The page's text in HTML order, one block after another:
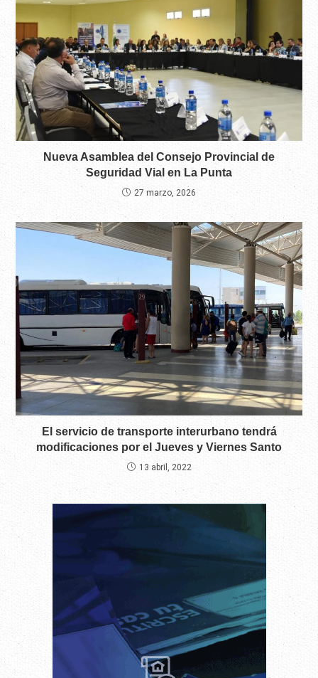
Nueva Asamblea del Consejo Provincial de
Seguridad Vial en La Punta
27 marzo, 2026
El servicio de transporte interurbano tendrá
modificaciones por el Jueves y Viernes Santo
13 abril, 2022